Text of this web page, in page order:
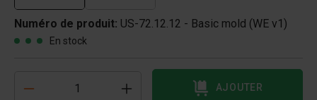
Numéro de produit: US-72.12.12 - Basic mold (WE v1)
En stock
AJOUTER